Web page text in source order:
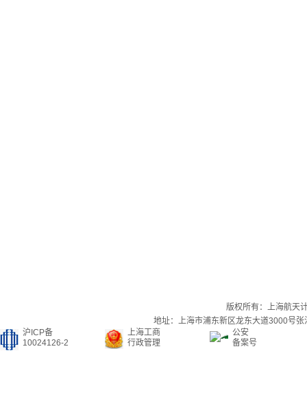
版权所有：上海航天
地址：上海市浦东新区龙东大道3000号
沪ICP备
10024126-2
上海工商
行政管理
公安
备案号